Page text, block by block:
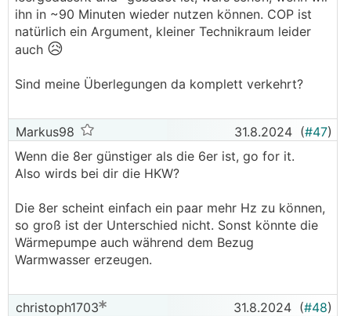
ihn in ~90 Minuten wieder nutzen können. COP ist
natürlich ein Argument, kleiner Technikraum leider
auch 😥
Sind meine Überlegungen da komplett verkehrt?
Markus98 31.8.2024 (#47)
Wenn die 8er günstiger als die 6er ist, go for it.
Also wirds bei dir die HKW?
Die 8er scheint einfach ein paar mehr Hz zu können,
so groß ist der Unterschied nicht. Sonst könnte die
Wärmepumpe auch während dem Bezug
Warmwasser erzeugen.
christoph1703 31.8.2024 (#48)